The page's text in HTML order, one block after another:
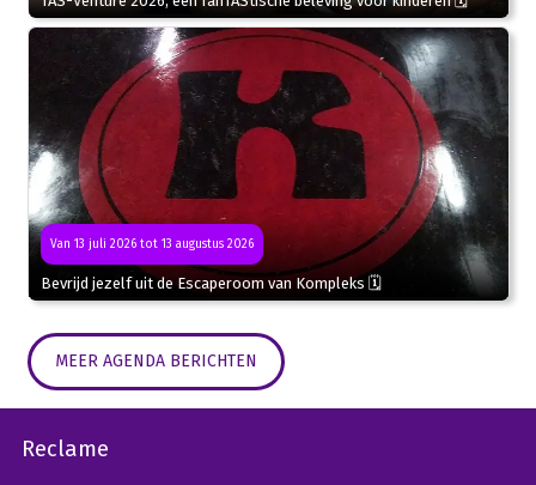
Van 13 juli 2026 tot 13 augustus 2026
Bevrijd jezelf uit de Escaperoom van Kompleks 🗓
MEER AGENDA BERICHTEN
Reclame